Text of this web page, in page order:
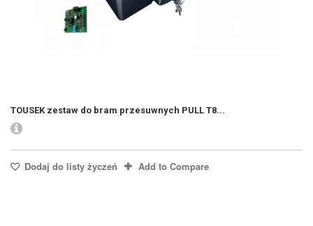
TOUSEK zestaw do bram przesuwnych PULL T8...
Dodaj do listy życzeń Add to Compare